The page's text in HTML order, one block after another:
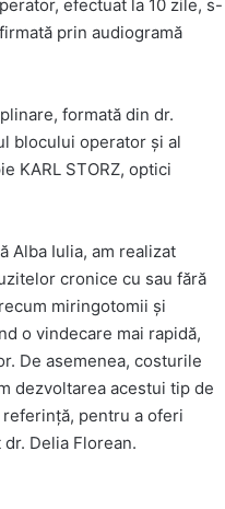
efectuat la 10 zile, s-
prin audiogramă
formată din dr.
blocului operator și al
KARL STORZ, optici
Alba Iulia, am realizat
cronice cu sau fără
miringotomii și
o vindecare mai rapidă,
De asemenea, costurile
dezvoltarea acestui tip de
pentru a oferi
Delia Florean.